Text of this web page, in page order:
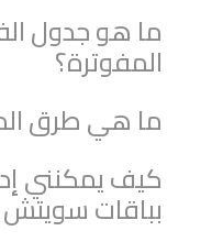
ما هو جدول
المفوترة؟
ما هي طرق
كيف يمكنني
بباقات سويتش